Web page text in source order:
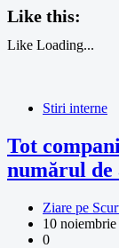
Like this:
Like Loading...
Stiri interne
Tot
numărul de
Ziare pe
10
0